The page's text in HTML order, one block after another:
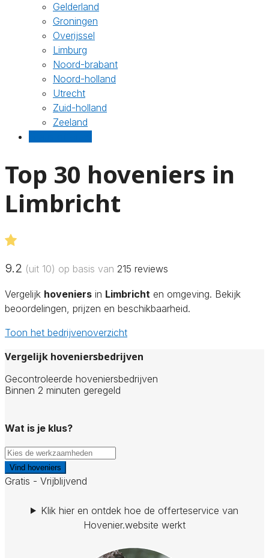
Gelderland
Groningen
Overijssel
Limburg
Noord-brabant
Noord-holland
Utrecht
Zuid-holland
Zeeland
Top 30 hoveniers in
Limbricht
9.2 (uit 10) op basis van 215 reviews
Vergelijk hoveniers in Limbricht en omgeving. Bekijk
beoordelingen, prijzen en beschikbaarheid.
Toon het bedrijvenoverzicht
Vergelijk hoveniersbedrijven
Gecontroleerde hoveniersbedrijven
Binnen 2 minuten geregeld
Wat is je klus?
Vind hoveniers
Gratis - Vrijblijvend
Klik hier en ontdek hoe de offerteservice van
Hovenier.website werkt